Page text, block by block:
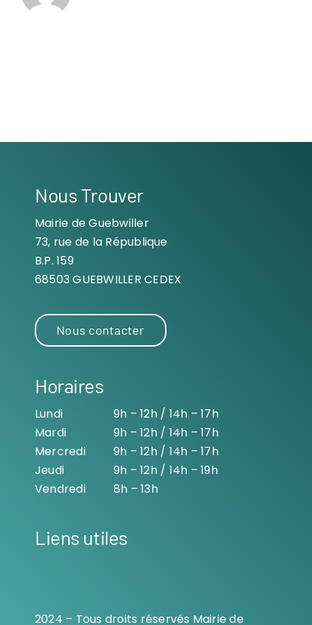
Nous Trouver
Mairie de Guebwiller
73, rue de la République
B.P. 159
68503 GUEBWILLER CEDEX
Nous contacter
Horaires
Lundi
9h – 12h / 14h – 17h
Mardi
9h – 12h / 14h – 17h
Mercredi
9h – 12h / 14h – 17h
Jeudi
9h – 12h / 14h – 19h
Vendredi
8h – 13h
Liens utiles
2024 – Tous droits réservés Mairie de